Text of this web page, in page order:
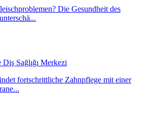
Die Gesundheit des
Sağlığı Merkezi
fortschrittliche Zahnpflege mit einer